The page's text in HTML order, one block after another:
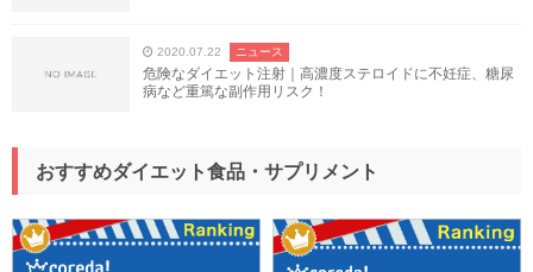
2020.07.22 ニュース
危険なダイエット注射｜高濃度ステロイドに不妊症、糖尿
病など重篤な副作用リスク！
おすすめダイエット食品・サプリメント